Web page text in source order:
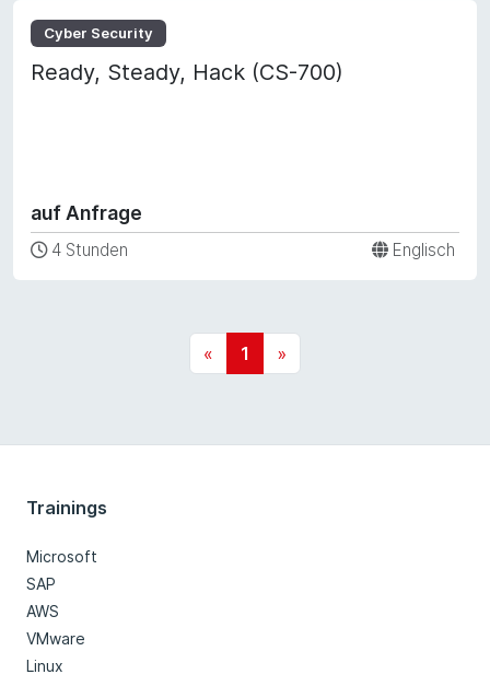
Cyber Security
Ready, Steady, Hack (CS-700)
auf Anfrage
4 Stunden Englisch
« 1 »
Trainings
Microsoft
SAP
AWS
VMware
Linux